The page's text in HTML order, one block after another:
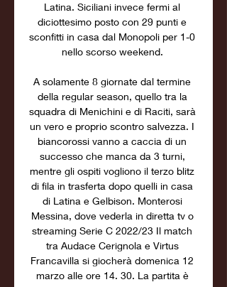
Latina. Siciliani invece fermi al
diciottesimo posto con 29 punti e
sconfitti in casa dal Monopoli per 1-0
nello scorso weekend.
A solamente 8 giornate dal termine
della regular season, quello tra la
squadra di Menichini e di Raciti, sarà
un vero e proprio scontro salvezza. I
biancorossi vanno a caccia di un
successo che manca da 3 turni,
mentre gli ospiti vogliono il terzo blitz
di fila in trasferta dopo quelli in casa
di Latina e Gelbison. Monterosi
Messina, dove vederla in diretta tv o
streaming Serie C 2022/23 Il match
tra Audace Cerignola e Virtus
Francavilla si giocherà domenica 12
marzo alle ore 14. 30. La partita è